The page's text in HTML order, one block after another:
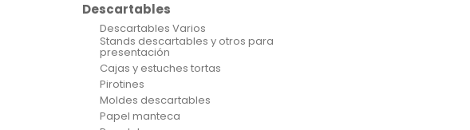
Descartables
Descartables Varios
Stands descartables y otros para
presentación
Cajas y estuches tortas
Pirotines
Moldes descartables
Papel manteca